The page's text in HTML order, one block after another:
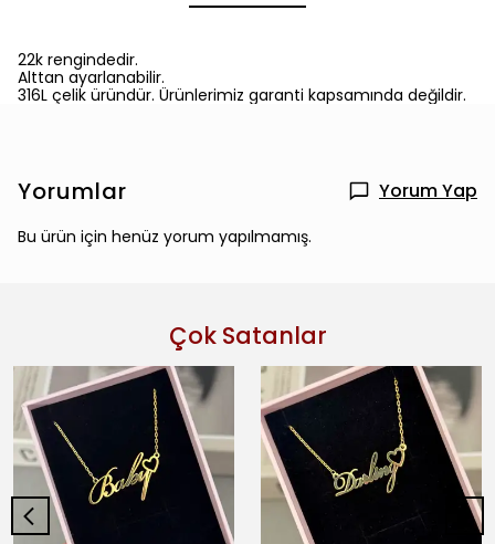
22k rengindedir.
Alttan ayarlanabilir.
316L çelik üründür. Ürünlerimiz garanti kapsamında değildir.
Yorumlar Yorum Yap
Bu ürün için henüz yorum yapılmamış.
Çok Satanlar